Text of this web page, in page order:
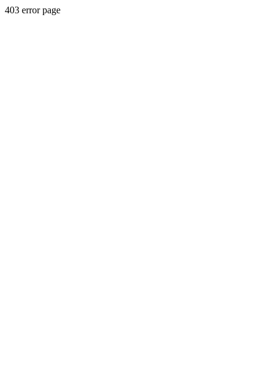
403 error page